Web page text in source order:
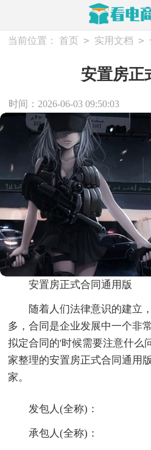
当前位置： 首页 > 实用文档 >
安置房正
时间：2026-06-03 09:50:03
安置房正式合同通用版
随着人们法律意识的建立
多，合同是企业发展中一个非
拟定合同的'时候需要注意什么
家整理的安置房正式合同通用
家。
发包人(全称)：
承包人(全称)：